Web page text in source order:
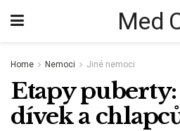
Med
Home Nemoci Jiné nemoci
Etapy
dívek a